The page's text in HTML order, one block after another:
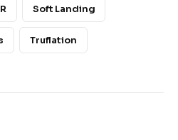
Soft Landing
Truflation